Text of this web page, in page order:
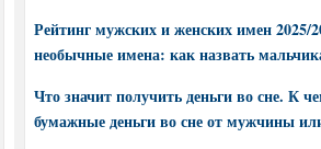
Рейтинг мужских и женских имен 2025/
необычные имена: как назвать
Что значит получить деньги во сне. К
бумажные деньги во сне от мужчины